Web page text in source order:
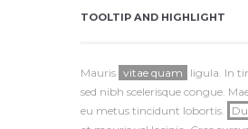
TOOLTIP AND HIGHLIGHT
Mauris vitae quam
ligula. In
sed nibh scelerisque congue.
eu metus tincidunt lobortis.